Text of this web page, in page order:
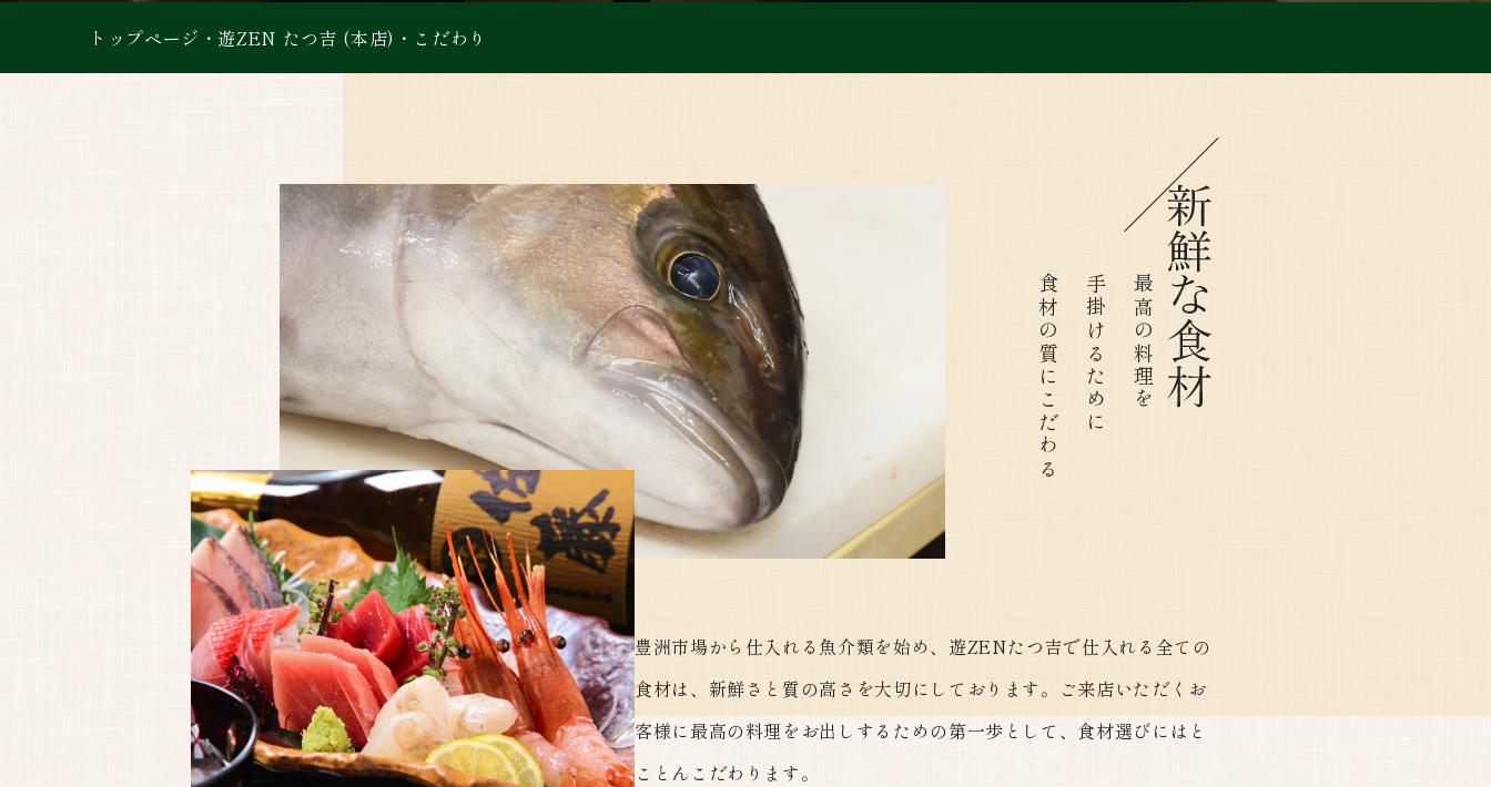
トップページ ・ 遊ZEN たつ吉 (本店) ・ こだわり
最高の料理を
手掛けるために
​​​​​​​食材の質にこだわる
新
鮮
な
食
材
豊洲市場から仕入れる魚介類を始め、遊ZENたつ吉で仕入れる全ての
食材は、新鮮さと質の高さを大切にしております。ご来店いただくお
客様に最高の料理をお出しするための第一歩として、食材選びにはと
ことんこだわります。